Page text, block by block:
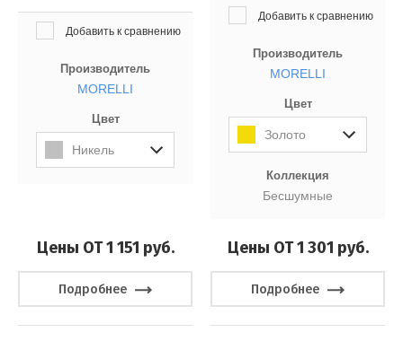
Добавить к сравнению
Производитель
MORELLI
Цвет
Никель
Цены ОТ 1 151 руб.
Подробнее
Добавить к сравнению
Производитель
MORELLI
Цвет
Золото
Коллекция
Бесшумные
Цены ОТ 1 301 руб.
Подробнее